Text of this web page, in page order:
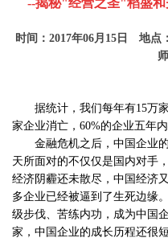
时间：2017年06月15日 地点
据统计，我们每年有15万
家企业消亡， 60%的企业五年内
金融危机之后，中国企业
天所面对的不仅仅是国内对手
经济阴霾还未散尽，中国经济
多企业已经被逼到了生死边缘
级步伐、苦练内功，成为中国
家，中国企业的成长历程还很